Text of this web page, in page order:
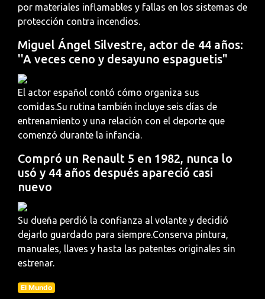
por materiales inflamables y fallas en los sistemas de
protección contra incendios.
Miguel Ángel Silvestre, actor de 44 años:
''A veces ceno y desayuno espaguetis"
El actor español contó cómo organiza sus
comidas.Su rutina también incluye seis días de
entrenamiento y una relación con el deporte que
comenzó durante la infancia.
Compró un Renault 5 en 1982, nunca lo
usó y 44 años después apareció casi
nuevo
Su dueña perdió la confianza al volante y decidió
dejarlo guardado para siempre.Conserva pintura,
manuales, llaves y hasta las patentes originales sin
estrenar.
El Mundo